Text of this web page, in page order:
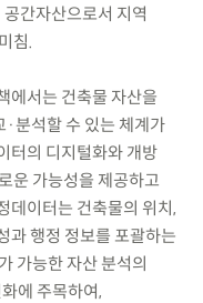
간자산으로서 지역
침.
에서는 건축물 자산을
분석할 수 있는 체계가
터의 디지털화와 개방
운 가능성을 제공하고
데이터는 건축물의 위치,
과 행정 정보를 포괄하는
가능한 자산 분석의
에 주목하여,